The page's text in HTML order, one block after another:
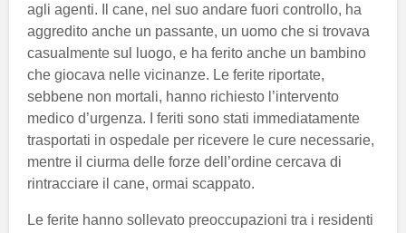
agli agenti. Il cane, nel suo andare fuori controllo, ha
aggredito anche un passante, un uomo che si trovava
casualmente sul luogo, e ha ferito anche un bambino
che giocava nelle vicinanze. Le ferite riportate,
sebbene non mortali, hanno richiesto l’intervento
medico d’urgenza. I feriti sono stati immediatamente
trasportati in ospedale per ricevere le cure necessarie,
mentre il ciurma delle forze dell’ordine cercava di
rintracciare il cane, ormai scappato.
Le ferite hanno sollevato preoccupazioni tra i residenti